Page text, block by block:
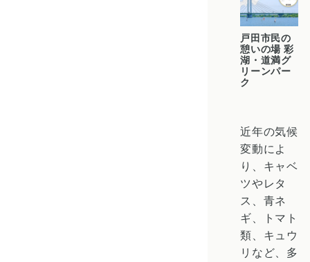
戸田市民の
憩いの場 彩
湖・道満グ
リーンパー
ク
近年の気候
変動によ
り、 キャベ
ツやレタ
ス
青ネ
ギ
トマト
類、 キュウ
リ など、多